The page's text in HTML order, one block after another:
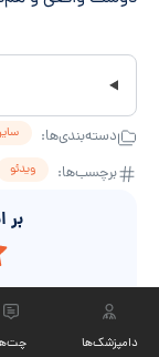
دسته‌بندی‌ها:
برچسب‌ها: ویدئو
مقاله رو دوست
نظرتان در این
دامپزشک‌ها